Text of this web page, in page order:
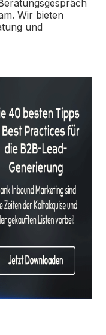
Wir bieten
und